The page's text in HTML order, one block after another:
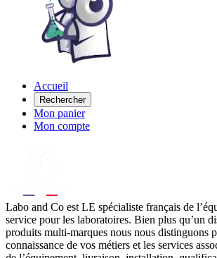
Accueil
Rechercher
Mon panier
Mon compte
Labo and Co est LE spécialiste français de
service pour les laboratoires. Bien plus qu’un
produits multi-marques nous nous distinguons
connaissance de vos métiers et les services